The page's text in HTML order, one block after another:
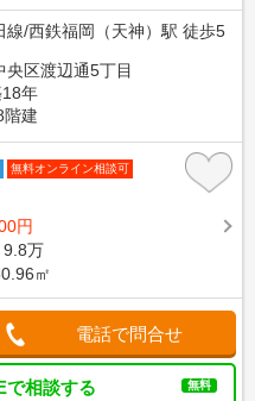
線/西鉄福岡（天神）駅 徒歩5
央区渡辺通5丁目
年
階建
無料オンライン相談可
円
9.8万
㎡
電話で問合せ
で相談する 無料